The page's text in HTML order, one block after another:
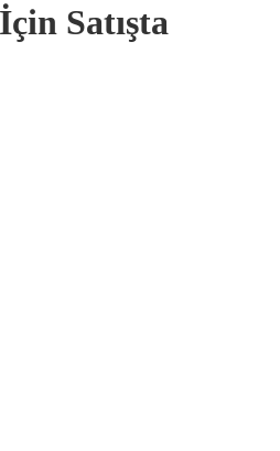
Satışta